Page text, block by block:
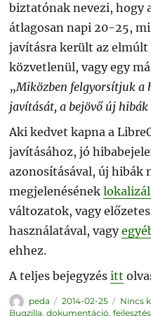
biztatónak nevezi, hogy
átlagosan napi 20-25,
javításra került az elmúlt
közvetlenül, vagy egy
„Miközben felgyorsítjuk a
javítását, a bejövő új hibák
Aki kedvet kapna a
javításához, jó
azonosításával, új hibák
megjelenésének
változatok, vagy
használatával, vagy
ehhez.
A teljes bejegyzésitt
Szerző
peda Közzétéve
2014-02-25 Nincs
Bugzilla ,dokumentáció ,fejlesztés